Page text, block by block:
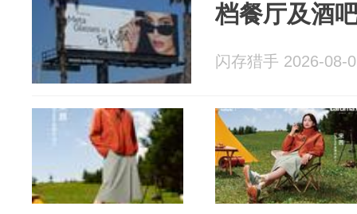
档餐厅及酒
闪存猎手 2026-08-